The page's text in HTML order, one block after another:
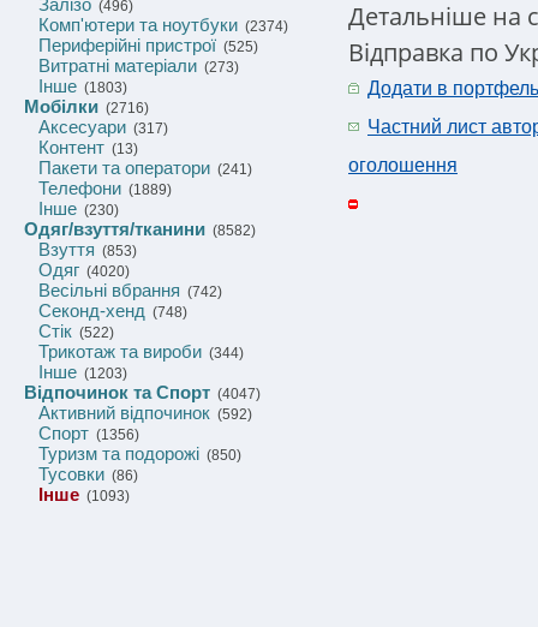
Залізо (496)
Комп'ютери та ноутбуки (2374)
Периферійні пристрої (525)
Витратні матеріали (273)
Інше (1803)
Мобілки (2716)
Аксесуари (317)
Контент (13)
Пакети та оператори (241)
Телефони (1889)
Інше (230)
Одяг/взуття/тканини (8582)
Взуття (853)
Одяг (4020)
Весільні вбрання (742)
Секонд-хенд (748)
Стік (522)
Трикотаж та вироби (344)
Інше (1203)
Відпочинок та Спорт (4047)
Активний відпочинок (592)
Спорт (1356)
Туризм та подорожі (850)
Тусовки (86)
Інше (1093)
Детальніше на
Відправка по
Додати в портфель
Частний лист
оголошення